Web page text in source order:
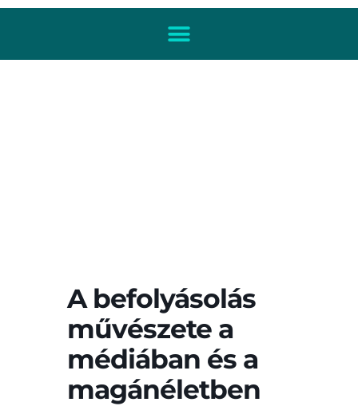
A befolyásolás
művészete a
médiában és a
magánéletben